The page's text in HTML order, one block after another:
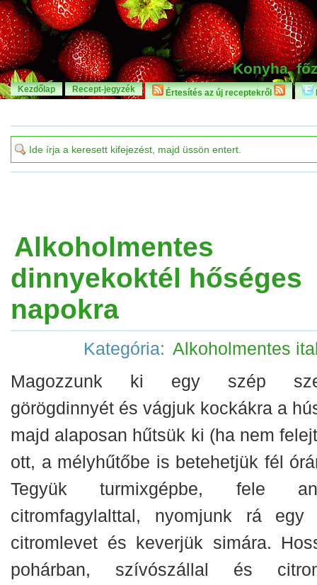
Konyha,
Kezdőlap Recept-jegyzék Értesítés az új receptekről
Alkoholmentes
dinnyekoktél hőséges
napokra
Kategória: Alkoholmentes
Magozzunk ki egy szép
görögdinnyét és vágjuk kockákra a
majd alaposan hűtsük ki (ha nem
ott, a mélyhűtőbe is betehetjük fél
Tegyük turmixgépbe, fele
citromfagylalttal, nyomjunk rá egy
citromlevet és keverjük simára.
pohárban, szívószállal és